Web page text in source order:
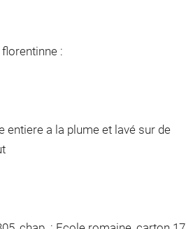
:
entiere a la plume et lavé sur de